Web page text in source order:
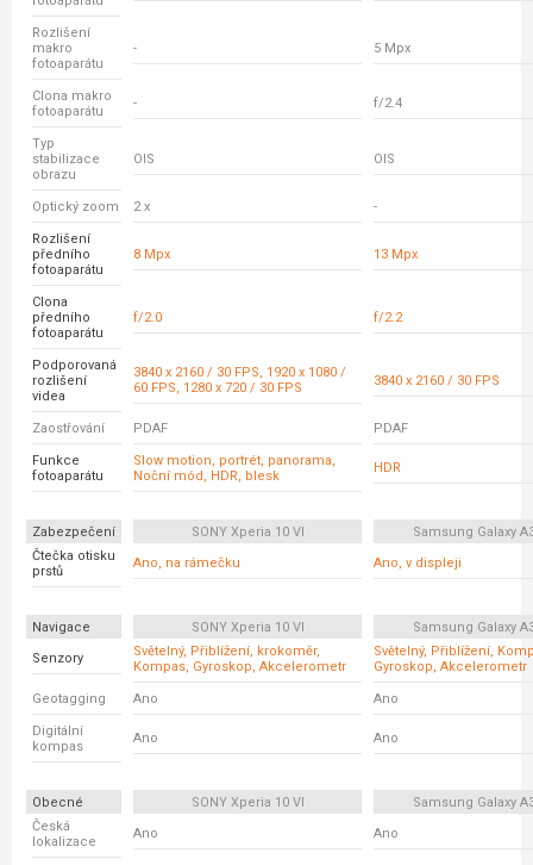
Rozlišení
makro
fotoaparátu
- 5 Mpx
Clona makro
fotoaparátu
- f/2.4
Typ
stabilizace
obrazu
OIS OIS
Optický zoom 2 x -
Rozlišení
předního
fotoaparátu
8 Mpx 13 Mpx
Clona
předního
fotoaparátu
f/2.0 f/2.2
Podporovaná
rozlišení
videa
3840 x 2160 / 30 FPS, 1920 x 1080 /
60 FPS, 1280 x 720 / 30 FPS
3840 x 2160 / 30 FPS
Zaostřování PDAF PDAF
Funkce
fotoaparátu
Slow motion, portrét, panorama,
Noční mód, HDR, blesk
HDR
Zabezpečení SONY Xperia 10 VI
Samsung Galaxy
Čtečka otisku
prstů
Ano, na rámečku Ano, v displeji
Navigace SONY Xperia 10 VI
Samsung Galaxy
Senzory
Světelný, Přiblížení, krokoměr,
Kompas, Gyroskop, Akcelerometr
Světelný, Přiblížení,
Gyroskop, Akcelerometr
Geotagging Ano Ano
Digitální
kompas
Ano Ano
Obecné SONY Xperia 10 VI
Samsung Galaxy
Česká
lokalizace
Ano Ano